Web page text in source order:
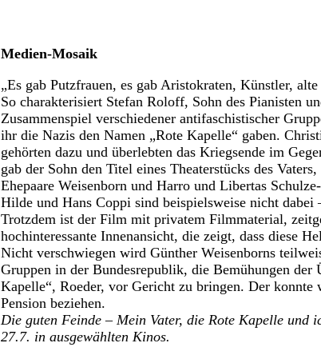
Medien-Mosaik
„Es gab Putzfrauen, es gab Aristokraten, Künstler,
So charakterisiert Stefan Roloff, Sohn des Pianisten
Zusammenspiel verschiedener antifaschistischer
ihr die Nazis den Namen „Rote Kapelle“ gaben.
gehörten dazu und überlebten das Kriegsende im
gab der Sohn den Titel eines Theaterstücks des
Ehepaare Weisenborn und Harro und Libertas
Hilde und Hans Coppi sind beispielsweise nicht
Trotzdem ist der Film mit privatem Filmmaterial,
hochinteressante Innenansicht, die zeigt, dass diese
Nicht verschwiegen wird Günther Weisenborns
Gruppen in der Bundesrepublik, die Bemühungen der
Kapelle“, Roeder, vor Gericht zu bringen. Der konnte
Pension beziehen.
Die guten Feinde – Mein Vater, die Rote Kapelle und
27.7. in ausgewählten Kinos.